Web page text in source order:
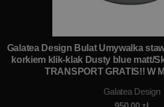
Galatea Design Bulat Umywalka
korkiem klik-klak Dusty blue matt/
TRANSPORT GRATIS!! W
Galatea Design